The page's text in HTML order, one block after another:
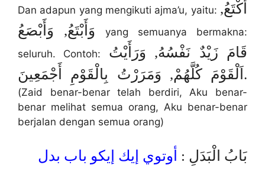
Dan adapun yang mengikuti ajma’u, yaitu: أَكْتَعُ,
yang semuanya bermakna:
seluruh. Contoh: قَامَ زَيْدٌ نَفْسُهُ, وَرَأَيْتُ
اَلْقَوْمَ كُلَّهُمْ, وَمَرَرْتُ بِالْقَوْمِ أَجْمَعِينَ.
(Zaid benar-benar telah berdiri, Aku benar-
benar melihat semua orang, Aku benar-benar
berjalan dengan semua orang)
بَابُ الْبَدَلِ : أوتوي إيك إيكو باب بدل